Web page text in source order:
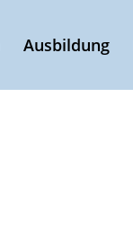
Ausbildung